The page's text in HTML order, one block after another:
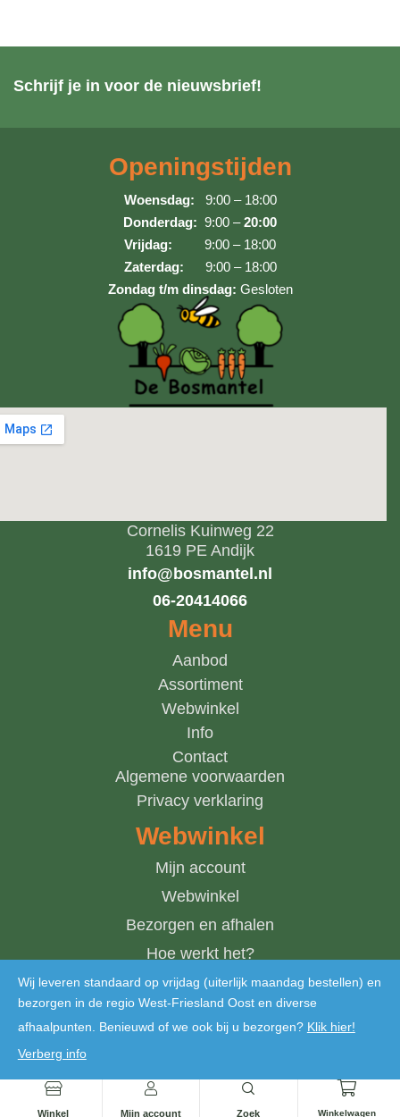
Winkel Mijn account Zoek Winkelwagen
Schrijf je in voor de nieuwsbrief!
Openingstijden
Woensdag: 9:00 – 18:00
Donderdag: 9:00 –20:00
Vrijdag: 9:00 – 18:00
Zaterdag: 9:00 – 18:00
Zondag t/m dinsdag: Gesloten
Cornelis Kuinweg 22
1619 PE Andijk
info@bosmantel.nl
06-20414066
Menu
Aanbod
Assortiment
Webwinkel
Info
Contact
Algemene voorwaarden
Privacy verklaring
Webwinkel
Mijn account
Webwinkel
Bezorgen en afhalen
Hoe werkt het?
Winkelwagen
Copyright © 2024 De Bosmantel. Alle rechten voorbehouden
Wij leveren standaard op vrijdag (uiterlijk maandag bestellen) en
bezorgen in de regio West-Friesland Oost en diverse
afhaalpunten. Benieuwd of we ook bij u bezorgen? Klik hier!
Verberg info